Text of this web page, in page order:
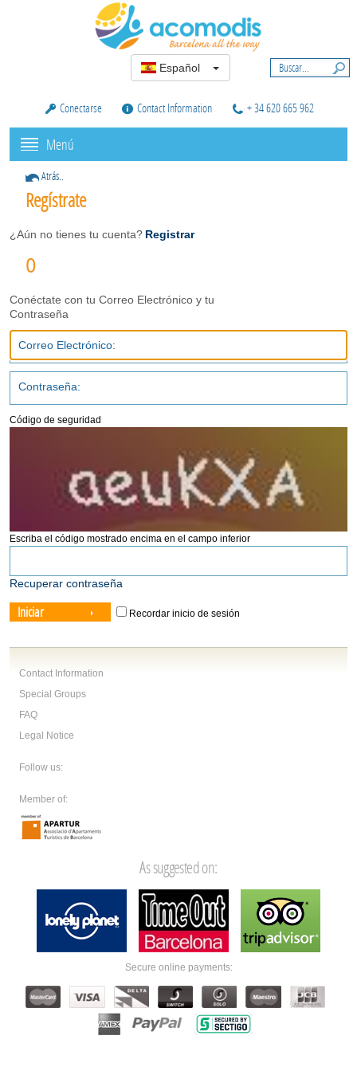
Español
Conectarse Contact Information + 34 620 665 962
Menú
Atrás..
Regístrate
¿Aún no tienes tu cuenta? Registrar
O
Conéctate con tu Correo Electrónico y tu
Contraseña
Código de seguridad
Escriba el código mostrado encima en el campo inferior
Recuperar contraseña
Iniciar Recordar inicio de sesión
Contact Information
Special Groups
FAQ
Legal Notice
Follow us:
Member of:
As suggested on:
Secure online payments: